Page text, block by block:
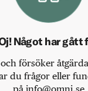
Något har gått
försöker
du frågor eller